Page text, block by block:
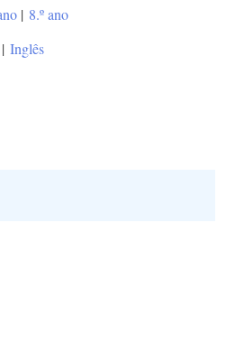
| 8.º ano
| Inglês